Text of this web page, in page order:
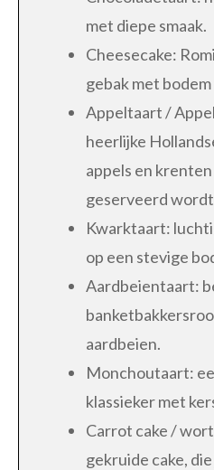
met diepe smaak.
Cheesecake:
gebak met
Appeltaart /
heerlijke
appels en
geserveerd
Kwarktaart:
op een stevige
Aardbeientaart:
aardbeien.
Monchoutaart:
klassieker met
Carrot cake /
gekruide cake,